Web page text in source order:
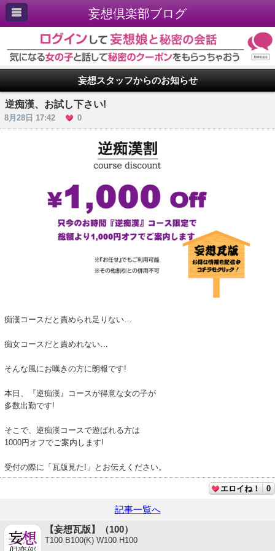
妄想倶楽部ブログ
妄想スタッフからのお知らせ
逆痴漢、お試し下さい!
8月28日 17:42 0
痴漢コースだと責められ足りない…
痴女コースだと責めれない…
そんな風にお嘆きの方に朗報です!
本日、『逆痴漢』コースが得意な女の子が
多数出勤です!
そこで、逆痴漢コースで遊ばれる方は
1000円オフでご案内します!
受付の際に「瓦版見た!」とお伝えください。
エロイね！ 0
記事一覧へ
【妄想瓦版】（100）
T100 B100(K) W100 H100